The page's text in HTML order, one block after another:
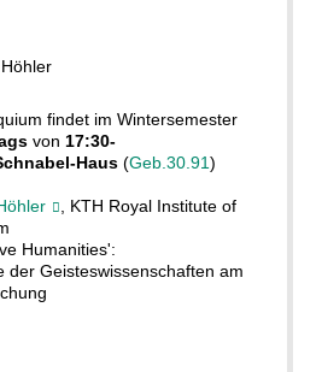
findet im Wintersemester
von 17:30-
Haus(Geb.30.91)
, KTH Royal Institute of
Humanities':
der Geisteswissenschaften am